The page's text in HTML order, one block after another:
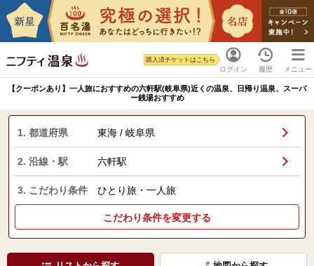
ログイン
購入済チケットはこちら
履歴 メニュー
【クーポンあり】一人旅におすすめの六軒駅(岐阜県)近くの温泉、日帰り温泉、スーパ
ー銭湯おすすめ
1. 都道府県 東海 / 岐阜県
2. 沿線・駅 六軒駅
3. こだわり条件 ひとり旅・一人旅
こだわり条件を変更する